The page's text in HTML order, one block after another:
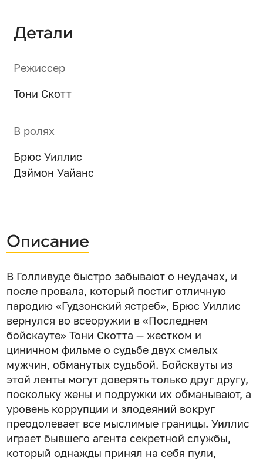
Детали
Режиссер
Тони Скотт
В ролях
Брюс Уиллис
Дэймон Уайанс
Описание
В Голливуде быстро забывают о неудачах, и
после провала, который постиг отличную
пародию «Гудзонский ястреб», Брюс Уиллис
вернулся во всеоружии в «Последнем
бойскауте» Тони Скотта — жестком и
циничном фильме о судьбе двух смелых
мужчин, обманутых судьбой. Бойскауты из
этой ленты могут доверять только друг другу,
поскольку жены и подружки их обманывают, а
уровень коррупции и злодеяний вокруг
преодолевает все мыслимые границы. Уиллис
играет бывшего агента секретной службы,
который однажды принял на себя пули,